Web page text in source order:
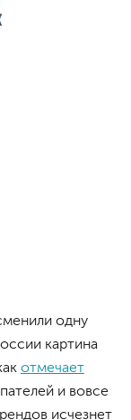
одну
картина
отмечает
и вовсе
исчезнет